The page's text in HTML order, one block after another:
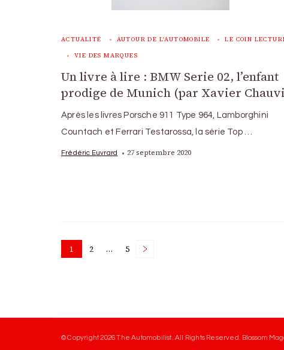
ACTUALITÉ AUTOUR DE L'AUTOMOBILE LE COIN
VIE DES MARQUES
Un livre à lire : BMW Serie 02, l’enfant
prodige de Munich (par Xavier
Après les livres Porsche 911 Type 964, Lamborghini
Countach et Ferrari Testarossa, la série Top …
Frédéric Euvrard 27 septembre 2020
Posts
Page
1 Page
2 … Page
5
© Copyright 2026The Automobilist. All Rights Reserved. Blossom